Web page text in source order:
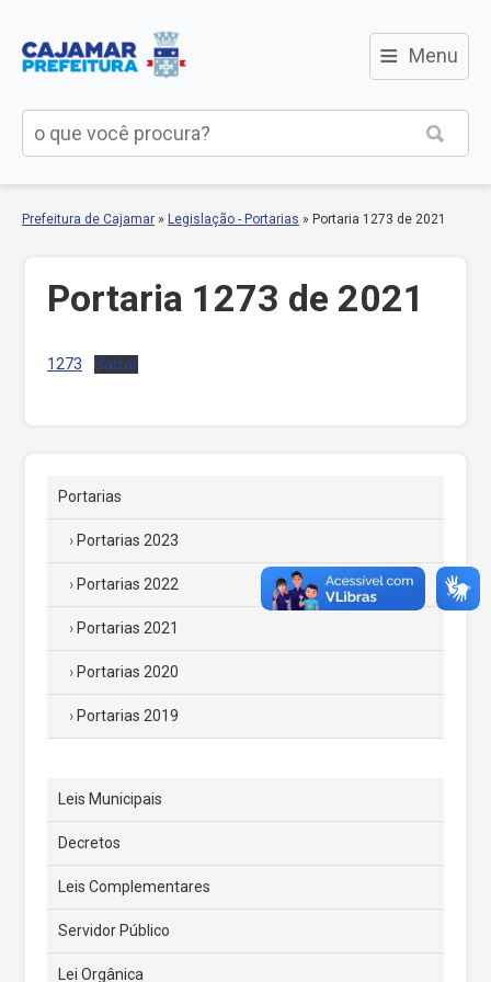
≡ Menu
Prefeitura de Cajamar » Legislação - Portarias » Portaria 1273 de 2021
Portaria 1273 de 2021
1273 Baixar
Portarias
Portarias 2023
Portarias 2022
Portarias 2021
Portarias 2020
Portarias 2019
Leis Municipais
Decretos
Leis Complementares
Servidor Público
Lei Orgânica